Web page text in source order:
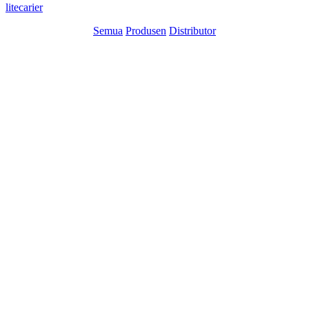
litecarier
Semua Produsen Distributor